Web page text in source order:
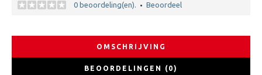
0 beoordeling(en). • Beoordeel
OMSCHRIJVING
BEOORDELINGEN (0)